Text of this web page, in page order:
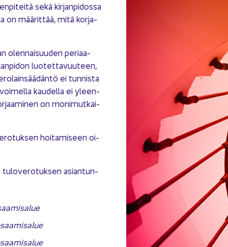
sekä kir­jan­pi­dos­sa
on mää­rit­tää, mitä kor­ja­
olen­nai­suu­den pe­ri­aa­
luo­tet­ta­vuu­teen,
ei tun­nis­ta
kau­del­la ei yleen­
on mo­ni­mut­kai­
hoi­ta­mi­seen oi­
tu­lo­ve­ro­tuk­sen asian­tun­